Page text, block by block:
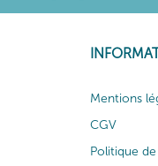
Mentions
CGV
Politique